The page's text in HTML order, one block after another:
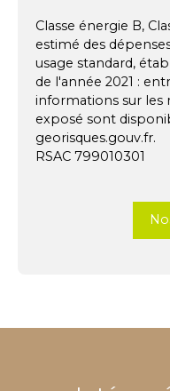
Classe énergie B,
estimé des
usage standard,
de l'année 2021 :
informations sur les
exposé sont
georisques.gouv.fr.
RSAC 799010301